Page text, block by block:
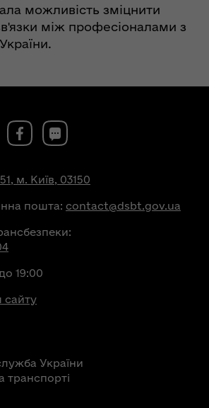
можливість зміцнити
між професіоналами з
України
транспорті
м. Київ, 03150
пошта: contact@dsbt.gov.ua
19:00
сайту